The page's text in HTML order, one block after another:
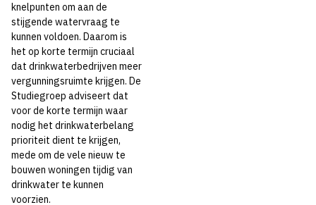
knelpunten om aan de
stijgende watervraag te
kunnen voldoen. Daarom is
het op korte termijn cruciaal
dat drinkwaterbedrijven meer
vergunningsruimte krijgen. De
Studiegroep adviseert dat
voor de korte termijn waar
nodig het drinkwaterbelang
prioriteit dient te krijgen,
mede om de vele nieuw te
bouwen woningen tijdig van
drinkwater te kunnen
voorzien.